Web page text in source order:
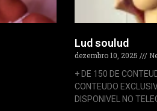
Lud soulud
dezembro 10, 2025
+ DE 150 DE
CONTEUDO
DISPONIVEL NO